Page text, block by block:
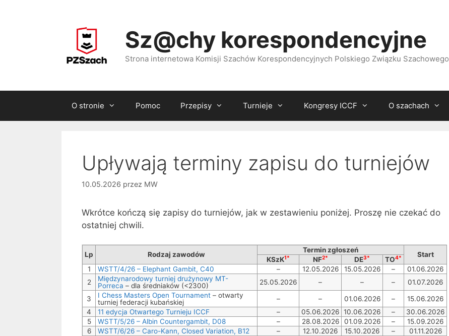
Sz@chy korespondencyjne
Strona internetowa Komisji Szachów Korespondencyjnych Polskiego Związku Szachowego
O stronie Pomoc Przepisy Turnieje Kongresy ICCF O szachach
Upływają terminy zapisu do turniejów
10.05.2026 przez MW
Wkrótce kończą się zapisy do turniejów, jak w zestawieniu poniżej. Proszę nie czekać do
ostatniej chwili.
Lp Rodzaj zawodów
Termin zgłoszeń
Start
KSzK1* NF2* DE3* TO4*
1 WSTT/4/26 – Elephant Gambit, C40 – 12.05.2026 15.05.2026 –
01.06.2026
2
Międzynarodowy turniej drużynowy MT-
Porreca – dla średniaków (<2300) 25.05.2026 – – – 01.07.2026
3 I Chess Masters Open Tournament – otwarty
turniej federacji kubańskiej
– – 01.06.2026 –
15.06.2026
4
11 edycja Otwartego Turnieju ICCF – 05.06.2026 10.06.2026 –
30.06.2026
5
WSTT/5/26 – Albin Countergambit, D08 – 28.08.2026 01.09.2026 –
15.09.2026
6
WSTT/6/26 – Caro-Kann, Closed Variation, B12 – 12.10.2026 15.10.2026 –
01.11.2026